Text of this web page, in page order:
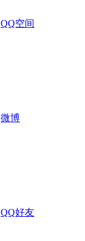
QQ空间
微博
QQ好友